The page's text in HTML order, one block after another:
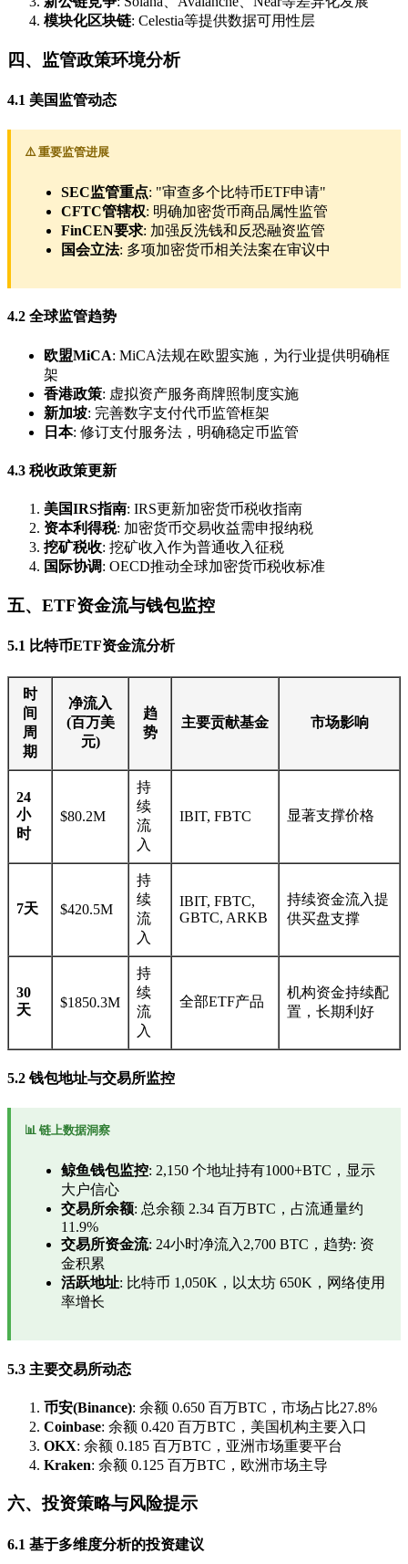
模块化区块链: Celestia等提供数据可用性层
四、监管政策环境分析
4.1 美国监管动态
⚠️ 重要监管进展
SEC监管重点: "审查多个比特币ETF申请"
CFTC管辖权: 明确加密货币商品属性监管
FinCEN要求: 加强反洗钱和反恐融资监管
国会立法: 多项加密货币相关法案在审议中
4.2 全球监管趋势
欧盟MiCA: MiCA法规在欧盟实施，为行业提供明确框
架
香港政策: 虚拟资产服务商牌照制度实施
新加坡: 完善数字支付代币监管框架
日本: 修订支付服务法，明确稳定币监管
4.3 税收政策更新
美国IRS指南: IRS更新加密货币税收指南
资本利得税: 加密货币交易收益需申报纳税
挖矿税收: 挖矿收入作为普通收入征税
国际协调: OECD推动全球加密货币税收标准
五、ETF资金流与钱包监控
5.1 比特币ETF资金流分析
时
间
周
期
净流入
(百万美
元)
趋
势
主要贡献基金 市场影响
24
小
时
$80.2M
持
续
流
入
IBIT, FBTC 显著支撑价格
7天 $420.5M
持
续
流
入
IBIT, FBTC,
GBTC, ARKB
持续资金流入提
供买盘支撑
30
天
$1850.3M
持
续
流
入
全部ETF产品
机构资金持续配
置，长期利好
5.2 钱包地址与交易所监控
📊 链上数据洞察
鲸鱼钱包监控: 2,150 个地址持有1000+BTC，显示
大户信心
交易所余额: 总余额 2.34 百万BTC，占流通量约
11.9%
交易所资金流: 24小时净流入2,700 BTC，趋势: 资
金积累
活跃地址: 比特币 1,050K，以太坊 650K，网络使用
率增长
5.3 主要交易所动态
币安(Binance): 余额 0.650 百万BTC，市场占比27.8%
Coinbase: 余额 0.420 百万BTC，美国机构主要入口
OKX: 余额 0.185 百万BTC，亚洲市场重要平台
Kraken: 余额 0.125 百万BTC，欧洲市场主导
六、投资策略与风险提示
6.1 基于多维度分析的投资建议